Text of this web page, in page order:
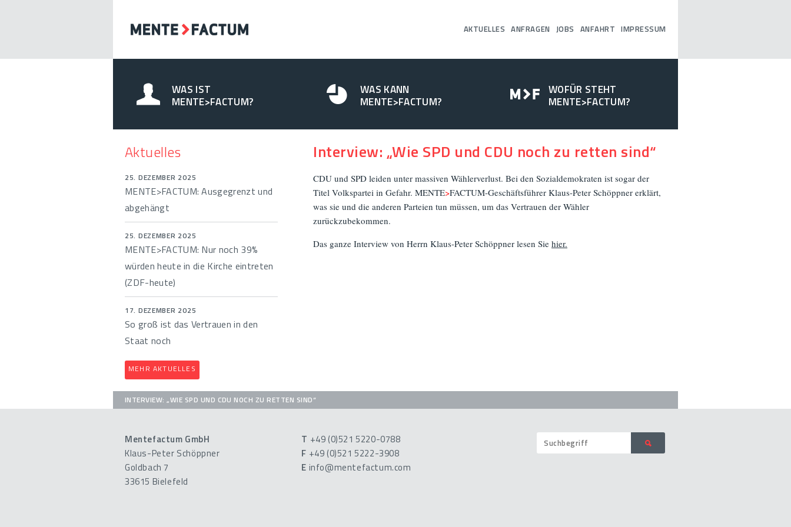
AKTUELLES ANFRAGEN JOBS ANFAHRT IMPRESSUM
WAS IST
MENTE>FACTUM?
WAS KANN
MENTE>FACTUM?
WOFÜR STEHT
MENTE>FACTUM?
Aktuelles
25. DEZEMBER 2025
MENTE>FACTUM: Ausgegrenzt und
abgehängt
25. DEZEMBER 2025
MENTE>FACTUM: Nur noch 39%
würden heute in die Kirche eintreten
(ZDF-heute)
17. DEZEMBER 2025
So groß ist das Vertrauen in den
Staat noch
MEHR AKTUELLES
Interview: „Wie SPD und CDU noch zu retten sind“
CDU und SPD leiden unter massiven Wählerverlust. Bei den Sozialdemokraten ist sogar der
Titel Volkspartei in Gefahr. MENTE>FACTUM-Geschäftsführer Klaus-Peter Schöppner erklärt,
was sie und die anderen Parteien tun müssen, um das Vertrauen der Wähler
zurückzubekommen.
Das ganze Interview von Herrn Klaus-Peter Schöppner lesen Sie hier.
INTERVIEW: „WIE SPD UND CDU NOCH ZU RETTEN SIND“
Mentefactum GmbH
Klaus-Peter Schöppner
Goldbach 7
33615 Bielefeld
T +49 (0)521 5220-0788
F +49 (0)521 5222-3908
E info@mentefactum.com